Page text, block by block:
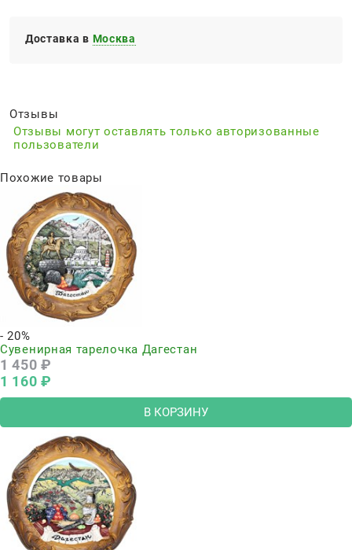
Доставка в Москва
Отзывы
Отзывы могут оставлять только авторизованные
пользователи
Похожие товары
- 20%
Сувенирная тарелочка Дагестан
1 450 ₽
1 160 ₽
В КОРЗИНУ